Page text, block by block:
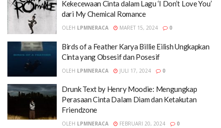
Kekecewaan Cinta dalam Lagu ‘I Don’t Love You’
dari My Chemical Romance
OLEH LPMNERACA MARET 15, 2024 0
Birds of a Feather Karya Billie Eilish Ungkapkan
Cinta yang Obsesif dan Posesif
OLEH LPMNERACA JULI 17, 2024 0
Drunk Text by Henry Moodie: Mengungkap
Perasaan Cinta Dalam Diam dan Ketakutan
Friendzone
OLEH LPMNERACA FEBRUARI 20, 2024 0